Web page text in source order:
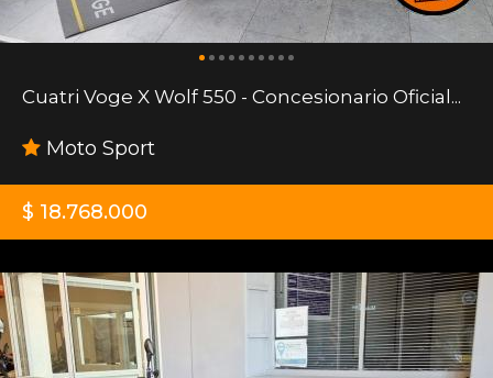
Cuatri Voge X Wolf 550 - Concesionario Oficial...
Moto Sport
$ 18.768.000